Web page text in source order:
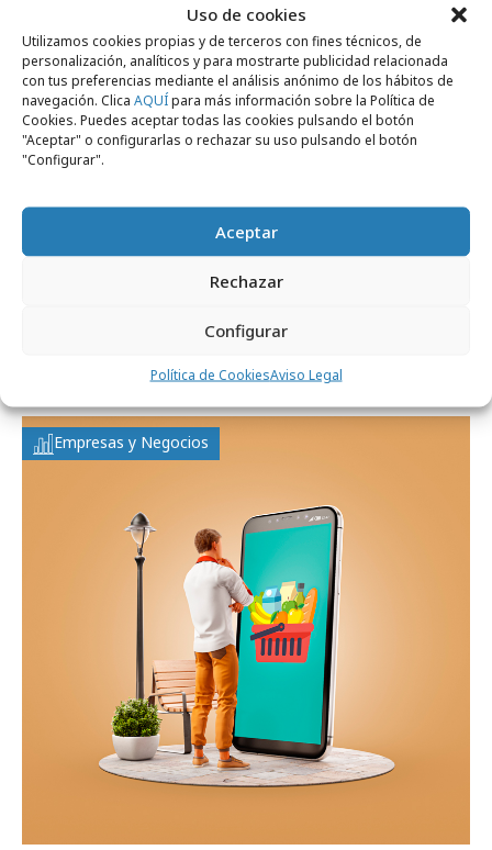
Uso de cookies
Utilizamos cookies propias y de terceros con fines técnicos, de
personalización, analíticos y para mostrarte publicidad relacionada
con tus preferencias mediante el análisis anónimo de los hábitos de
navegación. Clica AQUÍpara más información sobre la Política de
Cookies. Puedes aceptar todas las cookies pulsando el botón
"Aceptar" o configurarlas o rechazar su uso pulsando el botón
"Configurar".
Aceptar
Rechazar
Configurar
Política de CookiesAviso Legal
Plátanos en los lineales de caja del
supermercado
Empresas y Negocios